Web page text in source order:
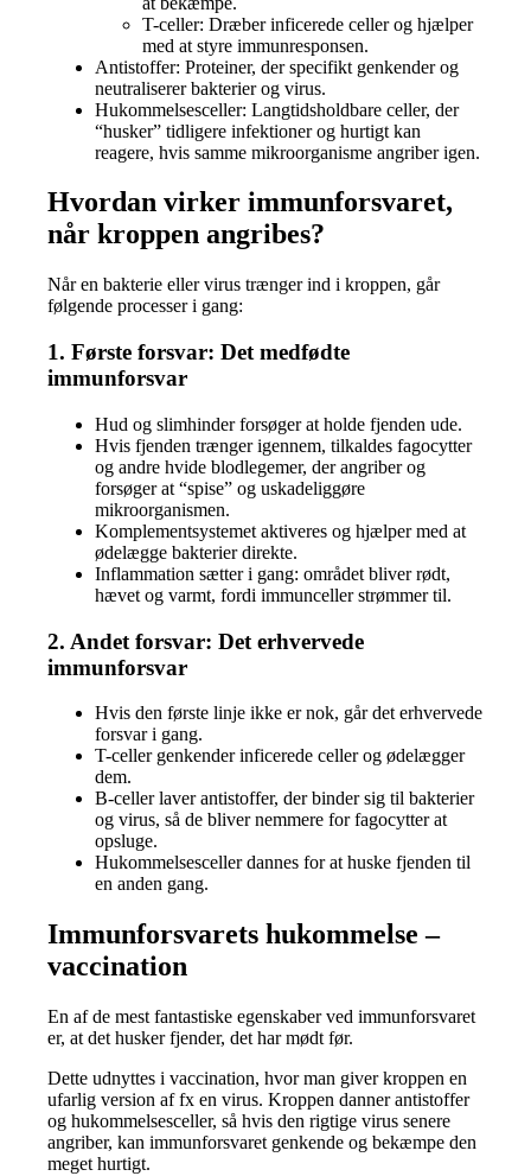
T-celler: Dræber inficerede celler og hjælper
med at styre immunresponsen.
Antistoffer: Proteiner, der specifikt genkender og
neutraliserer bakterier og virus.
Hukommelsesceller: Langtidsholdbare celler, der
“husker” tidligere infektioner og hurtigt kan
reagere, hvis samme mikroorganisme angriber igen.
Hvordan virker immunforsvaret,
når kroppen angribes?
Når en bakterie eller virus trænger ind i kroppen, går
følgende processer i gang:
1. Første forsvar: Det medfødte
immunforsvar
Hud og slimhinder forsøger at holde fjenden ude.
Hvis fjenden trænger igennem, tilkaldes fagocytter
og andre hvide blodlegemer, der angriber og
forsøger at “spise” og uskadeliggøre
mikroorganismen.
Komplementsystemet aktiveres og hjælper med at
ødelægge bakterier direkte.
Inflammation sætter i gang: området bliver rødt,
hævet og varmt, fordi immunceller strømmer til.
2. Andet forsvar: Det erhvervede
immunforsvar
Hvis den første linje ikke er nok, går det erhvervede
forsvar i gang.
T-celler genkender inficerede celler og ødelægger
dem.
B-celler laver antistoffer, der binder sig til bakterier
og virus, så de bliver nemmere for fagocytter at
opsluge.
Hukommelsesceller dannes for at huske fjenden til
en anden gang.
Immunforsvarets hukommelse –
vaccination
En af de mest fantastiske egenskaber ved immunforsvaret
er, at det husker fjender, det har mødt før.
Dette udnyttes i vaccination, hvor man giver kroppen en
ufarlig version af fx en virus. Kroppen danner antistoffer
og hukommelsesceller, så hvis den rigtige virus senere
angriber, kan immunforsvaret genkende og bekæmpe den
meget hurtigt.